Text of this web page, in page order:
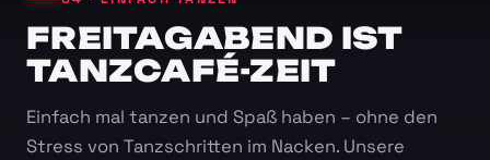
FREITAGABEND IST
TANZCAFÉ-ZEIT
Einfach mal tanzen und Spaß haben – ohne den
Stress von Tanzschritten im Nacken. Unsere